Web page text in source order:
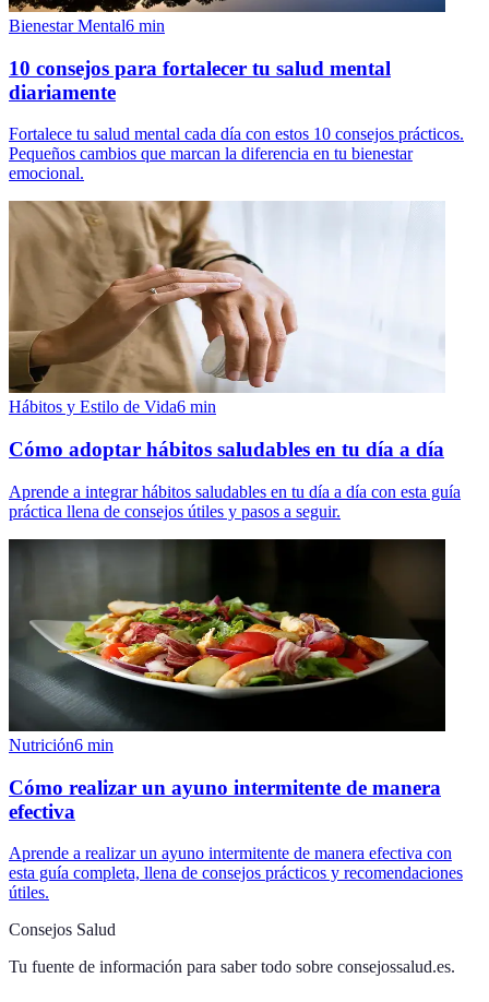
Bienestar Mental6 min
10 consejos para fortalecer tu salud mental
diariamente
Fortalece tu salud mental cada día con estos 10 consejos prácticos.
Pequeños cambios que marcan la diferencia en tu bienestar
emocional.
Hábitos y Estilo de Vida6 min
Cómo adoptar hábitos saludables en tu día a día
Aprende a integrar hábitos saludables en tu día a día con esta guía
práctica llena de consejos útiles y pasos a seguir.
Nutrición6 min
Cómo realizar un ayuno intermitente de manera
efectiva
Aprende a realizar un ayuno intermitente de manera efectiva con
esta guía completa, llena de consejos prácticos y recomendaciones
útiles.
Consejos Salud
Tu fuente de información para saber todo sobre consejossalud.es.